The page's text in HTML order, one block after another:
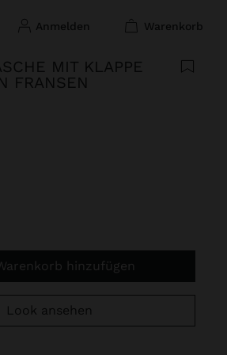
anmelden warenkorb
MIT KLAPPE
FRANSEN
hinzufügen
Look ansehen